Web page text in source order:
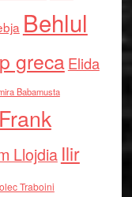
Behlul
grecaElida
Babamusta
Frank
Llojdia Ilir
Traboini